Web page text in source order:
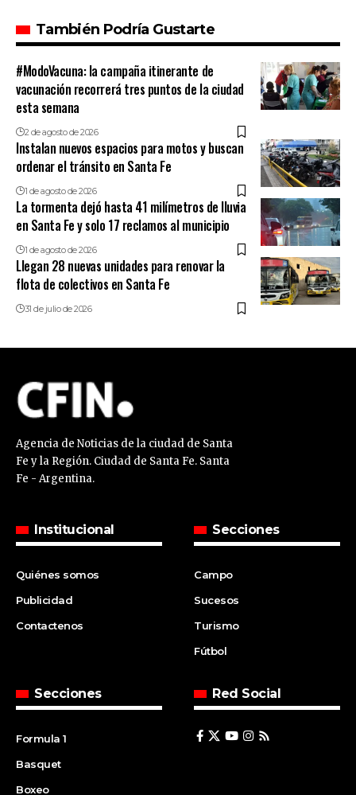
También Podría Gustarte
#ModoVacuna: la campaña itinerante de
vacunación recorrerá tres puntos de la ciudad
esta semana
2 de agosto de 2026
Instalan nuevos espacios para motos y buscan
ordenar el tránsito en Santa Fe
1 de agosto de 2026
La tormenta dejó hasta 41 milímetros de lluvia
en Santa Fe y solo 17 reclamos al municipio
1 de agosto de 2026
Llegan 28 nuevas unidades para renovar la
flota de colectivos en Santa Fe
31 de julio de 2026
Agencia de Noticias de la ciudad de Santa
Fe y la Región. Ciudad de Santa Fe. Santa
Fe - Argentina.
Institucional
Quiénes somos
Publicidad
Contactenos
Secciones
Campo
Sucesos
Turismo
Fútbol
Secciones
Formula 1
Basquet
Boxeo
Red Social